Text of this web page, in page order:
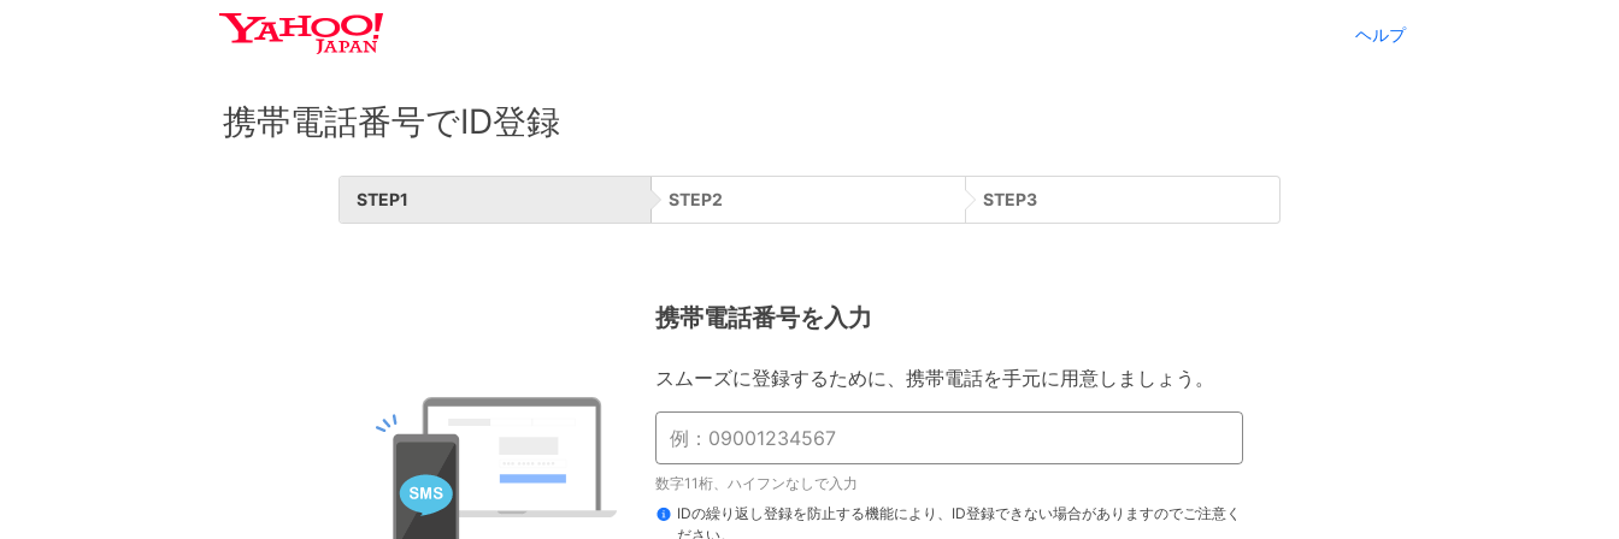
ヘルプ
携帯電話番号でID登録
STEP1 STEP2 STEP3
携帯電話番号を入力
スムーズに登録するために、携帯電話を手元に用意しましょう。
数字11桁、ハイフンなしで入力
IDの繰り返し登録を防止する機能により、ID登録できない場合がありますのでご注意く
ださい。